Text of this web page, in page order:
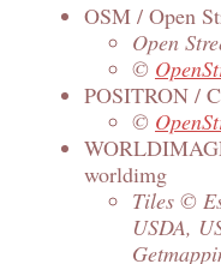
OSM / Open
Open
©
POSITRON /
©
worldimg
Tiles ©
USDA,